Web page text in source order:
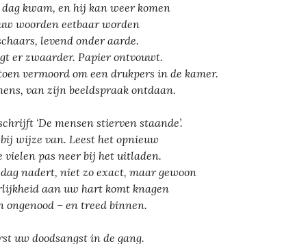
kwam, en hij kan weer komen
woorden eetbaar worden
levend onder aarde.
er zwaarder. Papier ontvouwt.
vermoord om een drukpers in de kamer.
van zijn beeldspraak ontdaan.
‘De mensen stierven staande’.
wijze van. Leest het opnieuw
vielen pas neer bij het uitladen.
nadert, niet zo exact, maar gewoon
aan uw hart komt knagen
ongenood – en treed binnen.
uw doodsangst in de gang.